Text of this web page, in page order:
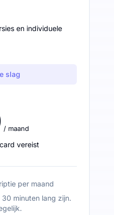
en individuele
slag
/ maand
vereist
per maand
minuten lang zijn.